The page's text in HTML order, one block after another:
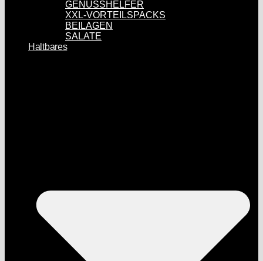
GENUSSHELFER
XXL-VORTEILSPACKS
BEILAGEN
SALATE
Haltbares